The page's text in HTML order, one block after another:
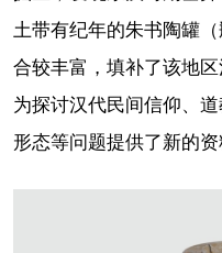
土带有纪年的朱书陶罐
合较丰富，填补了该地
为探讨汉代民间信仰、
形态等问题提供了新的